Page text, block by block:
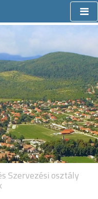
Szervezési osztály